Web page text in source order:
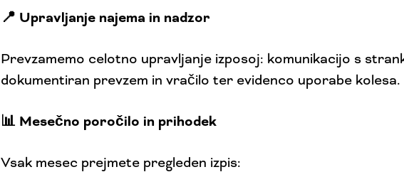
📍 Upravljanje najema in nadzor
Prevzamemo celotno upravljanje izposoj: komunikacijo s
dokumentiran prevzem in vračilo ter evidenco uporabe kolesa.
📊 Mesečno poročilo in prihodek
Vsak mesec prejmete pregleden izpis: